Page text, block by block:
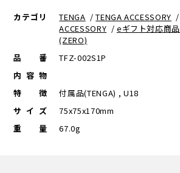
カテゴリ TENGA /TENGA ACCESSORY /
ACCESSORY / eギフト対応商品
(ZERO)
品番
TFZ-002S1P
内容物
特徴
付属品(TENGA) , U18
サイズ
75x75x170mm
重量
67.0g